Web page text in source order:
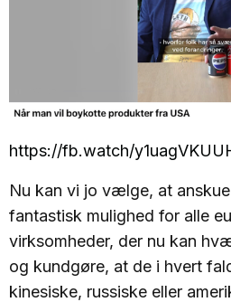
https://fb.watch/
Nu kan vi jo vælge, at
fantastisk mulighed for alle
virksomheder, der nu kan
og kundgøre, at de i hvert
kinesiske, russiske eller